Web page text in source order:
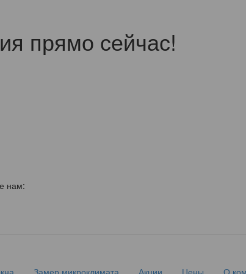
прямо сейчас!
нам:
Замер микроклимата Акции Цены О